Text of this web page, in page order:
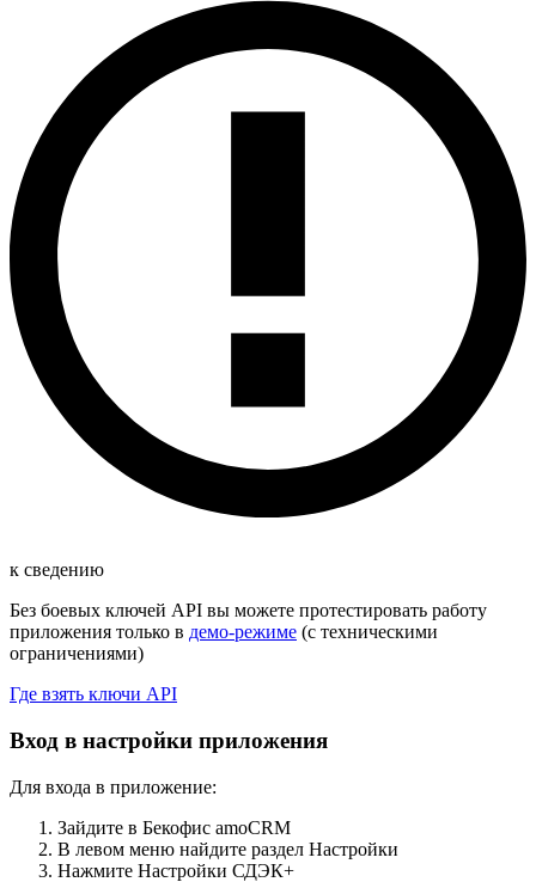
к сведению
Без боевых ключей API вы можете протестировать работу
приложения только в демо-режиме (с техническими
ограничениями)
Где взять ключи API
Вход в настройки приложения
Для входа в приложение:
Зайдите в Бекофис amoCRM
В левом меню найдите раздел Настройки
Нажмите Настройки СДЭК+ ️